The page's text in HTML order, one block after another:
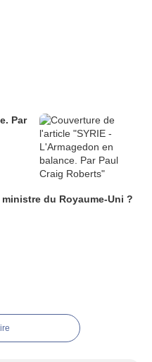
Par
du Royaume-Uni ?